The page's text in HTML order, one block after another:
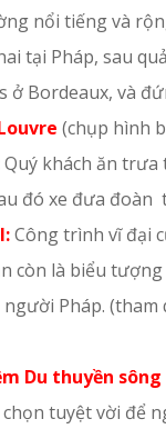
nổi tiếng và
tại Pháp, sau
ở Bordeaux, và
(chụp hình
Quý khách ăn trưa
đó xe đưa đoàn
Công trình vĩ đại
còn là biểu tượng
Pháp. (tham
Du thuyền sông
tuyệt vời để